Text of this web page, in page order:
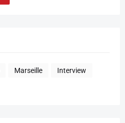
Marseille Interview